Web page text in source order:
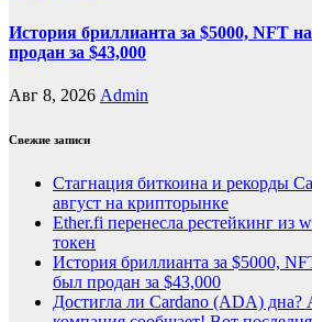
История бриллианта за $5000, NFT
продан за $43,000
Авг 8, 2026 Admin
Свежие записи
Стагнация биткоина и рекорды
август на крипторынке
Ether.fi перенесла рестейкинг из
токен
История бриллианта за $5000,
был продан за $43,000
Достигла ли Cardano (ADA) дна?